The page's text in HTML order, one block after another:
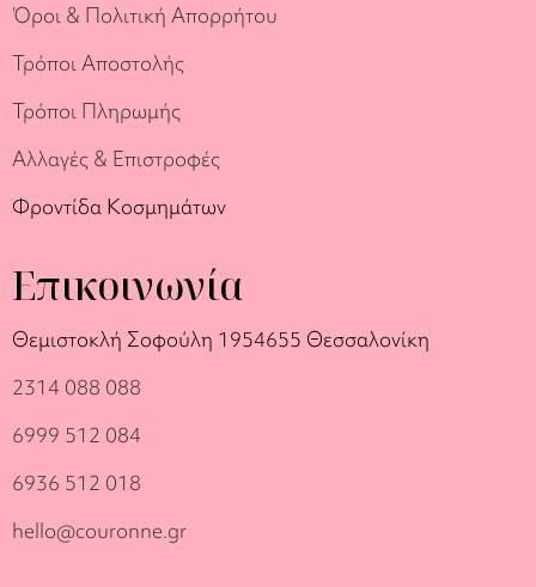
Όροι & Πολιτική Απορρήτου
Τρόποι Αποστολής
Τρόποι Πληρωμής
Αλλαγές & Επιστροφές
Φροντίδα Κοσμημάτων
Επικοινωνία
Θεμιστοκλή Σοφούλη 1954655 Θεσσαλονίκη
2314 088 088
6999 512 084
6936 512 018
hello@couronne.gr